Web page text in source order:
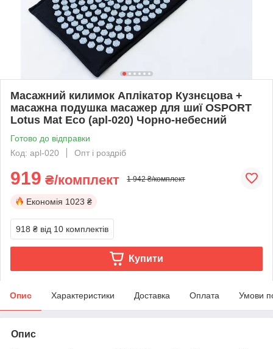
Масажний килимок Аплікатор Кузнєцова +
масажна подушка масажер для шиї OSPORT
Lotus Mat Eco (apl-020) Чорно-небесний
Готово до відправки
Код: apl-020
Опт і роздріб
919 ₴/комплект 1 942 ₴/комплект
Економія 1023 ₴
918 ₴ від 10 комплектів
Купити
Опис Характеристики Доставка Оплата Умови
Опис